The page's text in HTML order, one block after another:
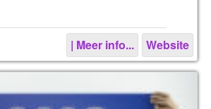
Website
| Meer info...